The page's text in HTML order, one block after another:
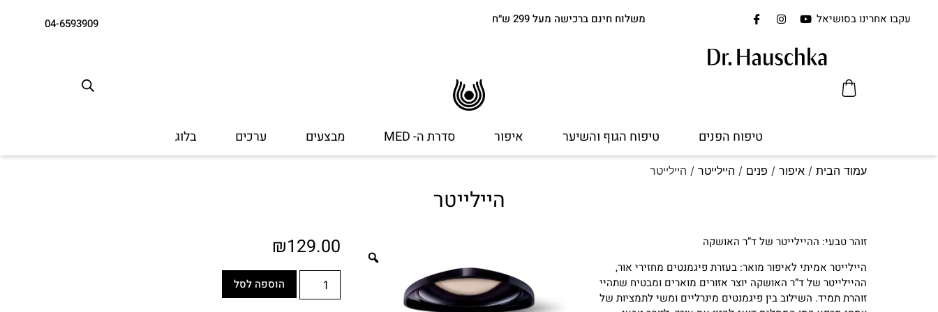
עקבו אחרינו בסושיאל משלוח חינם ברכישה מעל 299 ש״ח 04-6593909
טיפוח הפנים טיפוח הגוף והשיער איפור סדרת ה- MED מבצעים ערכים בלוג
עמוד הבית / איפור / פנים / היילייטר / היילייטר
היילייטר
זוהר טבעי: ההיילייטר של ד”ר האושקה
היילייטר אמיתי לאיפור מואר: בעזרת פיגמנטים מחזירי אור,
ההיילייטר של ד”ר האושקה יוצר אזורים מוארים ומבטיח שתהיי
זוהרת תמיד. השילוב בין פיגמנטים מינרליים ומשי לתמציות של
₪129.00
הוספה לסל